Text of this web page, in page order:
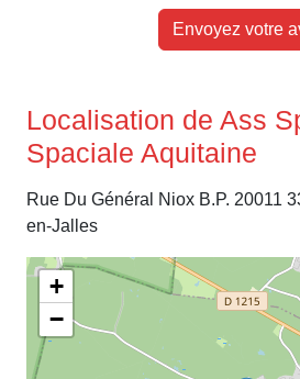
Envoyez votre
Localisation de Ass
Spaciale Aquitaine
Rue Du Général Niox B.P. 20011
en-Jalles
+
−